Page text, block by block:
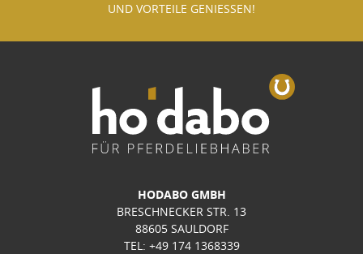
UND VORTEILE GENIESSEN!
HODABO GMBH
BRESCHNECKER STR. 13
88605 SAULDORF
TEL: +49 174 1368339